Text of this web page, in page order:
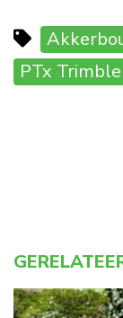
PTx Trimble